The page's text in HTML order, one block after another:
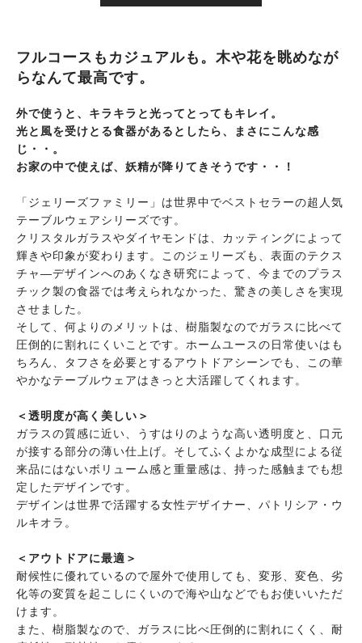
フルコースもカジュアルも。木や花を眺めなが
らなんて最高です。
外で使うと、キラキラと光ってとってもキレイ。
光と風を受けとる食器があるとしたら、まさにこんな感
じ・・。
お家の中で使えば、妖精が降りてきそうです・・！
「ジェリーズファミリー」は世界中でベストセラーの超人気
テーブルウェアシリーズです。
クリスタルガラスやダイヤモンドは、カッティングによって
輝きや印象が変わります。このジェリーズも、表面のテクス
チャ―デザインへのあくなき研究によって、今までのプラス
チック製の食器では考えられなかった、驚きの美しさを実現
させました。
そして、何よりのメリットは、樹脂製なのでガラスに比べて
圧倒的に割れにくいことです。ホームユースの日常使いはも
ちろん、タフさを必要とするアウトドアシーンでも、この華
やかなテーブルウェアはきっと大活躍してくれます。
＜透明度が高く美しい＞
ガラスの質感に近い、うすはりのような高い透明度と、口元
が接する部分の薄い仕上げ。そしてふくよかな成型による従
来品にはないボリューム感と重量感は、持った感触までも想
定したデザインです。
デザインは世界で活躍する女性デザイナー、パトリシア・ウ
ルキオラ。
＜アウトドアに最適＞
耐候性に優れているので屋外で使用しても、変形、変色、劣
化等の変質を起こしにくいので海や山などでもお使いいただ
けます。
また、樹脂製なので、ガラスに比べ圧倒的に割れにくく、耐